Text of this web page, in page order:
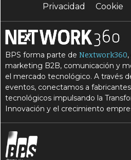
Privacidad
Cookie
BPS forma parte deNextwork360
marketing B2B, comunicación y
el mercado tecnológico. A través
eventos, conectamos a
tecnológicos impulsando la
Innovación y el crecimiento